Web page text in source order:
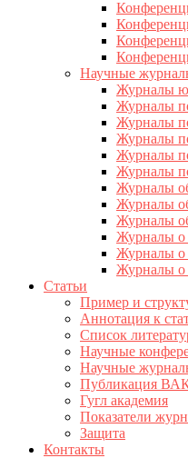
Научные
Журналы
Журналы
Журналы
Журналы
Журналы
Журналы
Журналы
Журналы
Журналы
Журналы о
Журналы о
Журналы о
Статьи
Пример и
Аннотация к
Список
Научные
Научные
Публикация
Гугл академия
Показатели
Защита
Контакты